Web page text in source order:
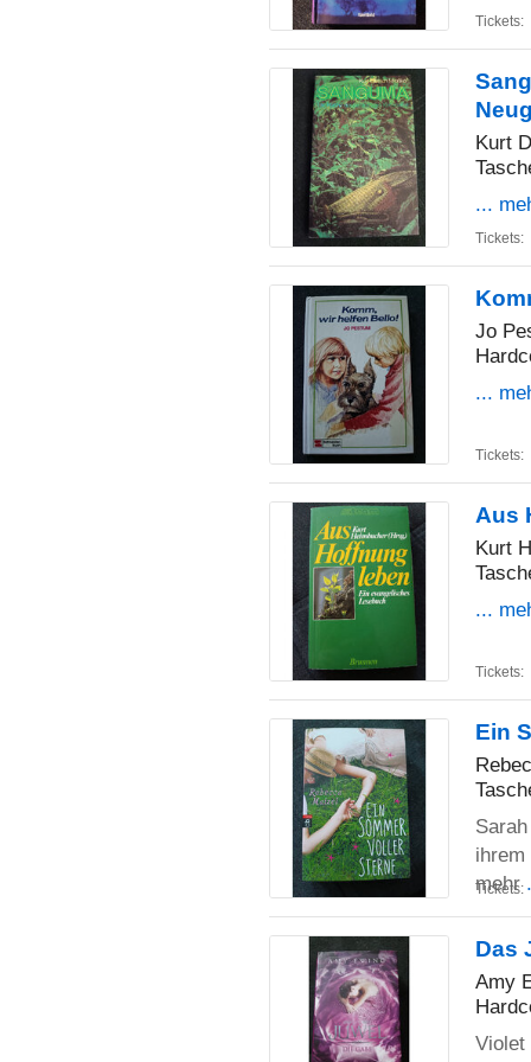
Tickets:
Kurt
...
Tickets:
Jo
...
Tickets:
Aus
Kurt
...
Tickets:
Ein
mehr
Tickets:
Das
Amy
Violet